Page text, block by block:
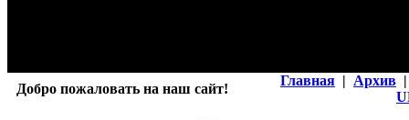
Добро пожаловать на наш сайт!
Главная | Архив |